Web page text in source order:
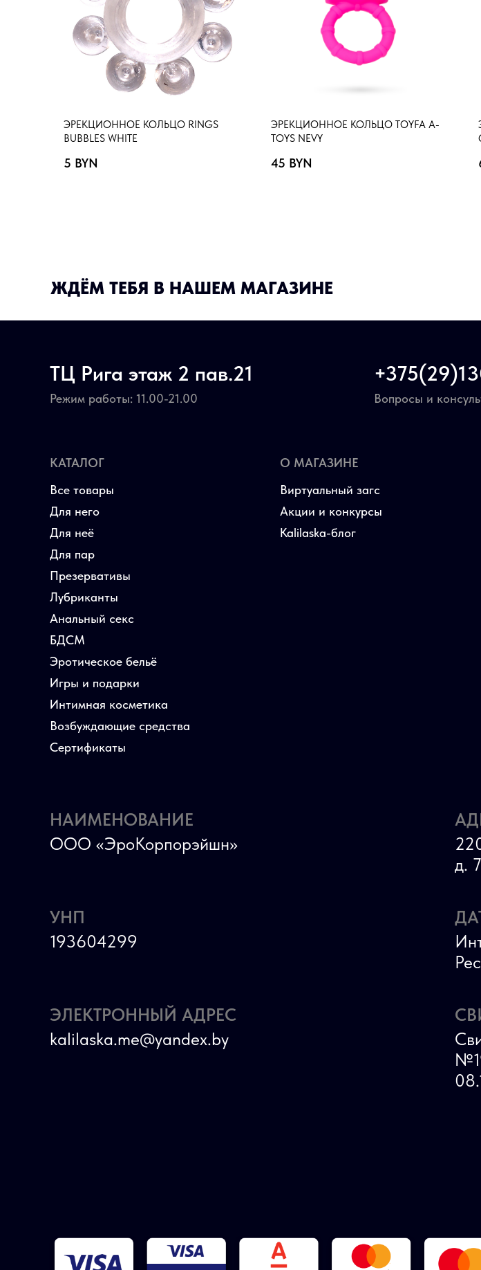
ЭРЕКЦИОННОЕ КОЛЬЦО RINGS
BUBBLES WHITE
5 BYN
ЭРЕКЦИОННОЕ КОЛЬЦО TOYFA A-
TOYS NEVY
45 BYN
ЖДЁМ ТЕБЯ В НАШЕМ МАГАЗИНЕ
Виртуальный загс
Акции и конкурсы
Kalilaska-блог
О МАГАЗИНЕ
ТЦ Рига этаж 2 пав.21
Режим работы: 11.00-21.00 Вопросы и
КАТАЛОГ
Для него
Для неё
Для пар
БДСМ
Эротическое бельё
Игры и подарки
Интимная косметика
Возбуждающие средства
Все товары
Презервативы
Лубриканты
Анальный секс
Сертификаты
УНП
193604299
ЭЛЕКТРОННЫЙ АДРЕС
kalilaska.me@yandex.by
д.
НАИМЕНОВАНИЕ
ООО «ЭроКорпорэйшн»